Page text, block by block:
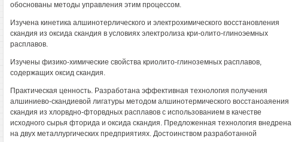
обоснованы методы управления этим процессом.
Изучена кинетика алшинотерлического и электрохимического восстановления
скандия из оксида скандия в условиях электролиза кри-олито-глиноэемных
расплавов.
Изучены физико-химические свойства криолито-глиноземных расплавов,
содержащих оксид скандия.
Практическая ценность. Разработана эффективная технология получения
алшиниево-скандиевой лигатуры методом алшинотермического восстаноаяения
скандия из хлорвдно-фторвдных расплавов с использованием в качестве
исходного сырья фторида и оксида скандия. Предложенная технология внедрена
на двух металлургических предприятиях. Достоинством разработанной